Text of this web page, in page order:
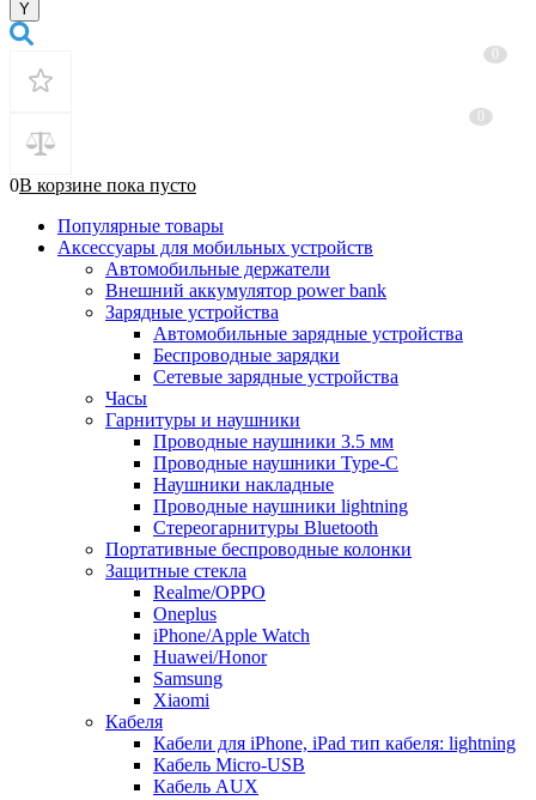
0В корзине пока пусто
Популярные товары
Аксессуары для мобильных устройств
Автомобильные держатели
Внешний аккумулятор power bank
Зарядные устройства
Автомобильные зарядные устройства
Беспроводные зарядки
Сетевые зарядные устройства
Часы
Гарнитуры и наушники
Проводные наушники 3.5 мм
Проводные наушники Type-C
Наушники накладные
Проводные наушники lightning
Стереогарнитуры Bluetooth
Портативные беспроводные колонки
Защитные стекла
Realme/OPPO
Oneplus
iPhone/Apple Watch
Huawei/Honor
Samsung
Xiaomi
Кабеля
Кабели для iPhone, iPad тип кабеля: lightning
Кабель Micro-USB
Кабель AUX